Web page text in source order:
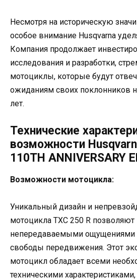
Несмотря на историческую
особое внимание Husqvarna
Компания продолжает
исследования и разработки,
мотоциклы, которые будут
ожиданиям своих поклонников
лет.
Технические
возможности
110TH ANNIVERSARY
Возможности мотоцикла:
Уникальный дизайн и
мотоцикла TXC 250 R позволяют
непередаваемыми ощущениями
свободы передвижения. Этот
мотоцикл обладает всеми
техническими